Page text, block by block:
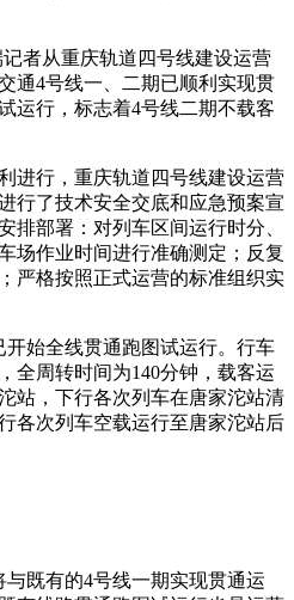
者从重庆轨道四号线建设运营
通4号线一、二期已顺利实现贯
运行，标志着4号线二期不载客
进行，重庆轨道四号线建设运营
行了技术安全交底和应急预案宣
排部署：对列车区间运行时分、
场作业时间进行准确测定；反复
严格按照正式运营的标准组织实
开始全线贯通跑图试运行。行车
全周转时间为140分钟，载客运
站，下行各次列车在唐家沱站清
各次列车空载运行至唐家沱站后
既有的4号线一期实现贯通运